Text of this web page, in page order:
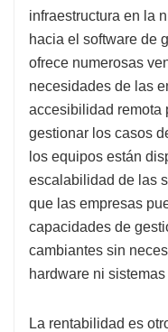
infraestructura en la
hacia el software de
ofrece numerosas
necesidades de las
accesibilidad remota
gestionar los casos
los equipos están
escalabilidad de las
que las empresas
capacidades de
cambiantes sin
hardware ni
La rentabilidad es